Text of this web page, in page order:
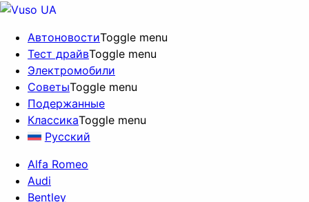
АвтоновостиToggle menu
Тест драйвToggle menu
Электромобили
СоветыToggle menu
Подержанные
КлассикаToggle menu
Русский
Alfa Romeo
Audi
Bentley